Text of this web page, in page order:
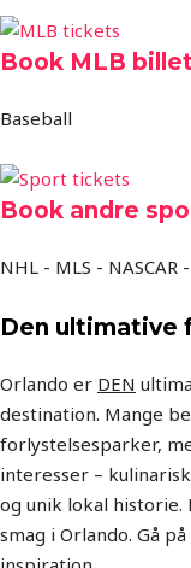
Book MLB
Baseball
Book andre
NHL - MLS - NASCAR
Den ultimative
Orlando er DEN
destination. Mange
forlystelsesparker,
interesser –
og unik lokal
smag i Orlando. Gå